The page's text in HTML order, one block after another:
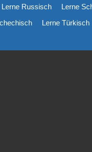
Lerne Russisch Lerne
Lerne Türkisch